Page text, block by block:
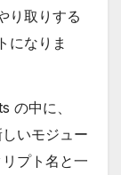
り取りする
になりま
中に、
いモジュー
プト名と一